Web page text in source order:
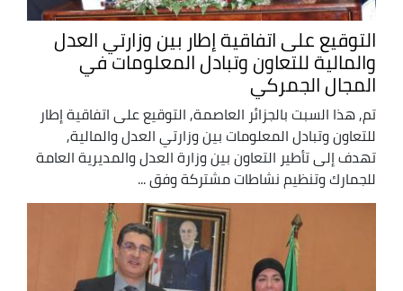
التوقيع على اتفاقية إطار بين وزارتي العدل
والمالية للتعاون وتبادل المعلومات في
المجال الجمركي
تم, هذا السبت بالجزائر العاصمة, التوقيع على اتفاقية إطار
للتعاون وتبادل المعلومات بين وزارتي العدل والمالية,
تهدف إلى تأطير التعاون بين وزارة العدل والمديرية العامة
للجمارك وتنظيم نشاطات مشتركة وفق ...